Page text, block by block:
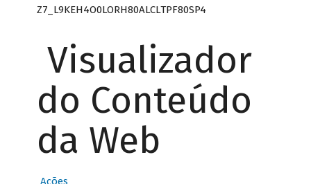
Z7_L9KEH4O0LORH80ALCLTPF80SP4
Visualizador
do Conteúdo
da Web